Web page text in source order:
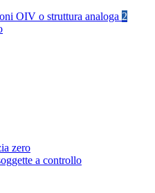
OIV o struttura analoga 2
zero
a controllo